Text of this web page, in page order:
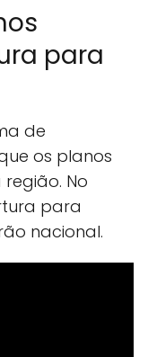
para
de
os planos
No
para
nacional.